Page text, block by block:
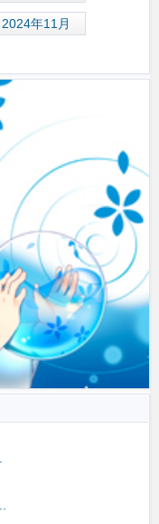
2024年11月